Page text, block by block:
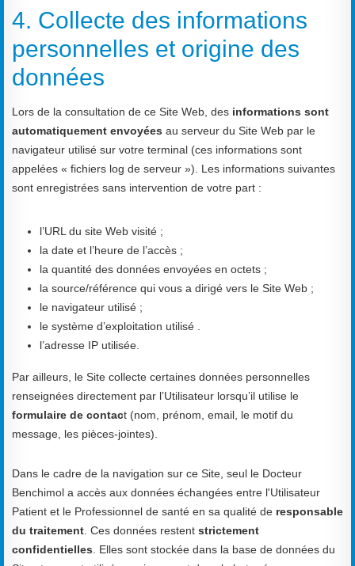
4. Collecte des informations
personnelles et origine des
données
Lors de la consultation de ce Site Web, des informations sont
automatiquement envoyées au serveur du Site Web par le
navigateur utilisé sur votre terminal (ces informations sont
appelées « fichiers log de serveur »). Les informations suivantes
sont enregistrées sans intervention de votre part :
l’URL du site Web visité ;
la date et l’heure de l’accès ;
la quantité des données envoyées en octets ;
la source/référence qui vous a dirigé vers le Site Web ;
le navigateur utilisé ;
le système d’exploitation utilisé .
l’adresse IP utilisée.
Par ailleurs, le Site collecte certaines données personnelles
renseignées directement par l’Utilisateur lorsqu’il utilise le
formulaire de contact (nom, prénom, email, le motif du
message, les pièces-jointes).
Dans le cadre de la navigation sur ce Site, seul le Docteur
Benchimol a accès aux données échangées entre l'Utilisateur
Patient et le Professionnel de santé en sa qualité de responsable
du traitement . Ces données restent strictement
confidentielles . Elles sont stockée dans la base de données du